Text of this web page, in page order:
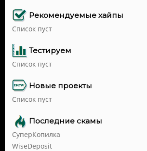
Рекомендуемые хайпы
Список пуст
Тестируем
Список пуст
Новые проекты
Список пуст
Последние скамы
СуперКопилка
WiseDeposit